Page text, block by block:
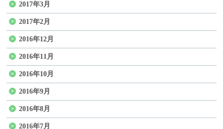
2017年3月
2017年2月
2016年12月
2016年11月
2016年10月
2016年9月
2016年8月
2016年7月